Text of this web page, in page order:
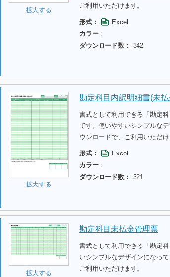
拡大する
ご利用いただけます。
形式：
Excel
カラー：
ダウンロード数：
342
拡大する
勘定科目内訳明細書(未
書式として利用できる「勘定
です。使いやすいシンプルな
ウンロードで、ご利用いただけ
形式：
Excel
カラー：
ダウンロード数：
321
拡大する
勘定科目未払金管理票
書式として利用できる「勘定
いシンプルなデザインになっ
ご利用いただけます。